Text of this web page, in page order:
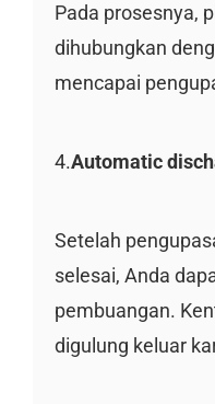
Pada prosesnya,
dihubungkan
mencapai
4.Automatic
Setelah
selesai, Anda
pembuangan.
digulung keluar